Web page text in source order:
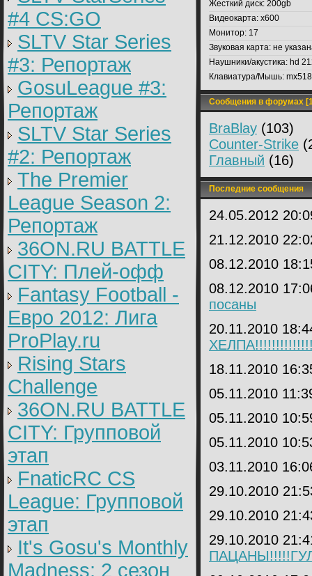
#4 CS:GO
SLTV Star Series
#3: Репортаж
GosuLeague #3:
Репортаж
SLTV Star Series
#2: Репортаж
The Premier
League Season 2:
Репортаж
36ON.RU BATTLE
CITY: Плей-офф
Fantasy Football -
Евро 2012: Лига
ProPlay.ru
Rising Stars
Challenge
36ON.RU BATTLE
CITY: Групповой
этап
FnaticRC CS
League: Групповой
этап
It's Gosu's Monthly
Madness: 2 сезон
Жесткий диск: 200gb
Видеокарта: x600
Монитор: 17
Звуковая карта: не
Наушники/акустика: hd
Клавиатура/Мышь: mx518
Сообщения в форумах
BraBlay (103)
Counter-Strike
Главный (16)
Последние сообщения
24.05.2012
21.12.2010
08.12.2010
08.12.2010
посаны
20.11.2010
18.11.2010
05.11.2010
05.11.2010
05.11.2010
03.11.2010
29.10.2010
29.10.2010
29.10.2010